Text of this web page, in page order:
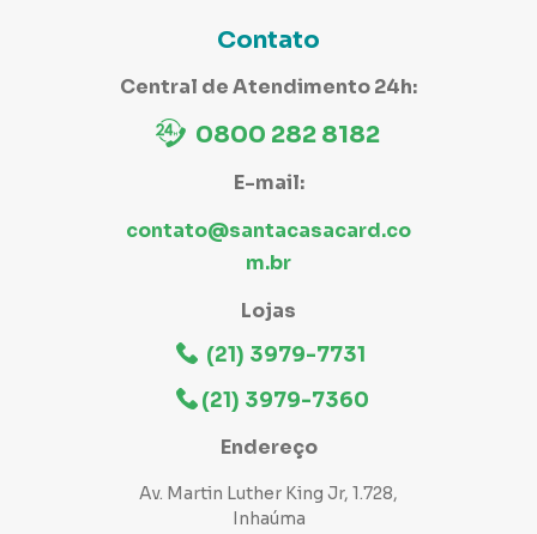
Contato
Central de Atendimento 24h:
0800 282 8182
E-mail:
contato@santacasacard.co
m.br
Lojas
(21) 3979-7731
(21) 3979-7360
Endereço
Av. Martin Luther King Jr, 1.728,
Inhaúma